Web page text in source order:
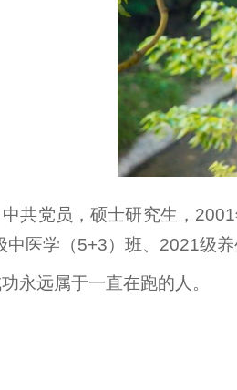
共党员，硕士研究生，
中医学（5+3）班、2021级
永远属于一直在跑的人。